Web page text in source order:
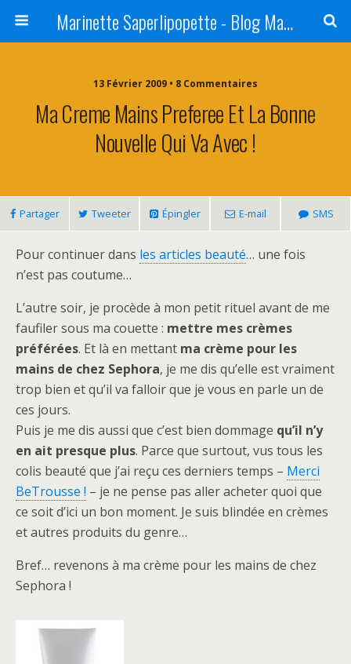
Marinette Saperlipopette - Blog Maman Angers Lifestyle - Ex Expat Montréal
13 Février 2009 • 8 Commentaires
Ma Creme Mains Preferee Et La Bonne
Nouvelle Qui Va Avec !
Partager Tweeter Épingler E-mail SMS
Pour continuer dans les articles beauté… une fois
n’est pas coutume…
L’autre soir, je procède à mon petit rituel avant de me
faufiler sous ma couette : mettre mes crèmes
préférées. Et là en mettant ma crème pour les
mains de chez Sephora, je me dis qu’elle est vraiment
trop bien et qu’il va falloir que je vous en parle un de
ces jours.
Puis je me dis aussi que c’est bien dommage qu’il n’y
en ait presque plus. Parce que surtout, vus tous les
colis beauté que j’ai reçu ces derniers temps – Merci
BeTrousse ! – je ne pense pas aller acheter quoi que
ce soit d’ici un bon moment. Je suis blindée en crèmes
et autres produits du genre…
Bref… revenons à ma crème pour les mains de chez
Sephora !